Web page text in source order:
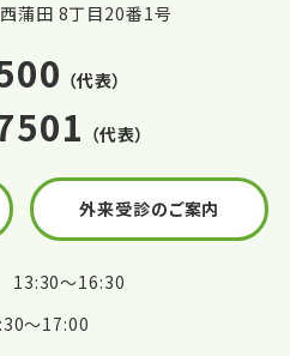
蒲田 8丁目20番1号
（代表）
（代表）
外来受診のご案内
〜16:30
〜17:00